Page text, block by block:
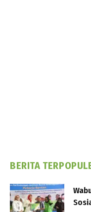
BERITA